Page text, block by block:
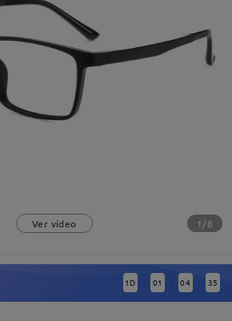
Ver vídeo 1/8
1 D : 01 : 04 : 34